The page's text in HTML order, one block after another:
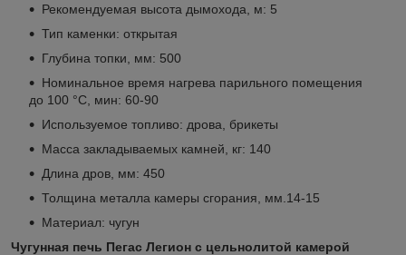
Рекомендуемая высота дымохода, м: 5
Тип каменки: открытая
Глубина топки, мм: 500
Номинальное время нагрева парильного помещения
до 100 °С, мин: 60-90
Используемое топливо: дрова, брикеты
Масса закладываемых камней, кг: 140
Длина дров, мм: 450
Толщина металла камеры сгорания, мм.14-15
Материал: чугун
Чугунная печь Пегас Легион с цельнолитой камерой